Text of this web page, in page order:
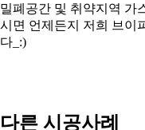
밀폐공간 및 취약지역 가
시면 언제든지 저희 브이
다_:)
다른 시공사례